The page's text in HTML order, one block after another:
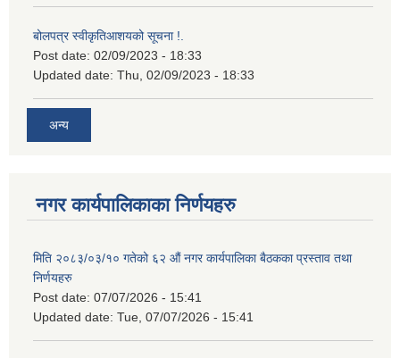
बोलपत्र स्वीकृतिआशयको सूचना !.
Post date: 02/09/2023 - 18:33
Updated date: Thu, 02/09/2023 - 18:33
अन्य
नगर कार्यपालिकाका निर्णयहरु
मिति २०८३/०३/१० गतेको ६२ औं नगर कार्यपालिका बैठकका प्रस्ताव तथा
निर्णयहरु
Post date: 07/07/2026 - 15:41
Updated date: Tue, 07/07/2026 - 15:41